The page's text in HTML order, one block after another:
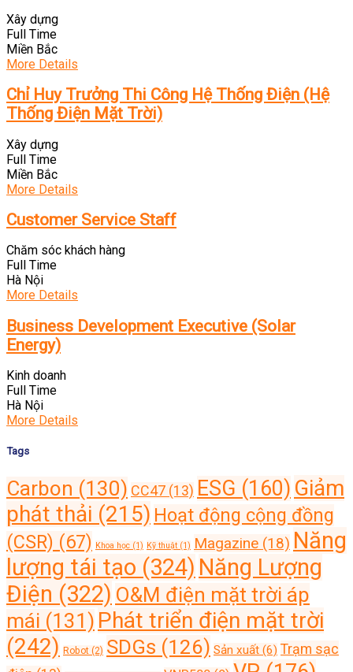
Xây dựng
Full Time
Miền Bắc
More Details
Chỉ Huy Trưởng Thi Công Hệ Thống Điện (Hệ
Thống Điện Mặt Trời)
Xây dựng
Full Time
Miền Bắc
More Details
Customer Service Staff
Chăm sóc khách hàng
Full Time
Hà Nội
More Details
Business Development Executive (Solar
Energy)
Kinh doanh
Full Time
Hà Nội
More Details
Tags
Carbon (130) CC47 (13) ESG (160) Giảm
phát thải (215) Hoạt động cộng đồng
(CSR) (67) Khoa học (1) Kỹ thuật (1) Magazine (18) Năng
lượng tái tạo (324) Năng Lượng
Điện (322) O&M điện mặt trời áp
mái (131) Phát triển điện mặt trời
(242) Robot (2) SDGs (126) Sản xuất (6) Trạm sạc